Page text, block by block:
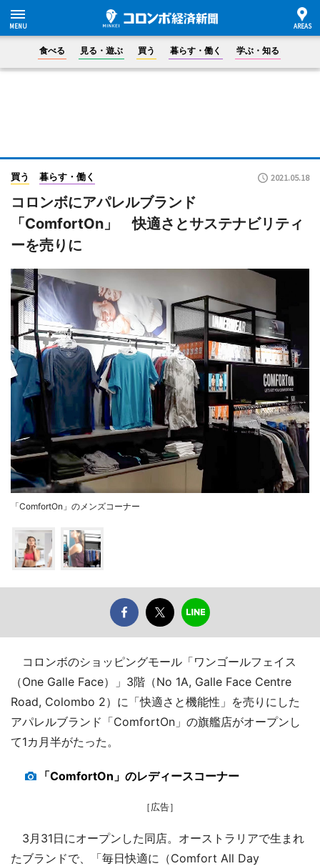
食べる 見る・遊ぶ 買う 暮らす・働く 学ぶ・知る
買う 暮らす・働く 2021.05.18
コロンボにアパレルブランド
「ComfortOn」 快適さとサステナビリティ
ーを売りに
「ComfortOn」のメンズコーナー
コロンボのショッピングモール「ワンゴールフェイス
（One Galle Face）」3階（No 1A, Galle Face Centre
Road, Colombo 2）に「快適さと機能性」を売りにした
アパレルブランド「ComfortOn」の旗艦店がオープンし
て1カ月半がたった。
「ComfortOn」のレディースコーナー
［広告］
3月31日にオープンした同店。オーストラリアで生まれ
たブランドで、「毎日快適に（Comfort All Day